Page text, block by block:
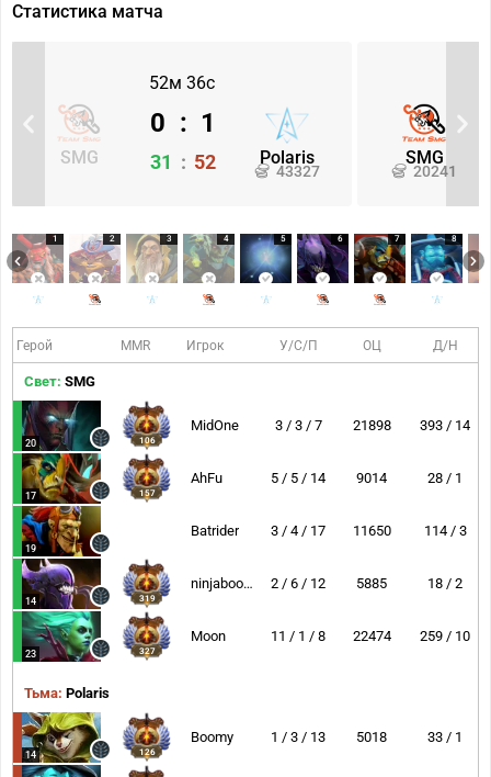
Статистика матча
52м 36с
SMG Polaris
43327
0 : 1
31 : 52 SMG
20241
1 2 3 4 5 6 7 8
Герой MMR Игрок У/С/П ОЦ Д/Н
Свет: SMG
20 106
MidOne 3 / 3 / 7 21898 393 / 14
17 157
AhFu 5 / 5 / 14 9014 28 / 1
19
Batrider 3 / 4 / 17 11650 114 / 3
14 319
ninjaboogie 2 / 6 / 12 5885 18 / 2
23 327
Moon 11 / 1 / 8 22474 259 / 10
Тьма: Polaris
14 126
Boomy 1 / 3 / 13 5018 33 / 1